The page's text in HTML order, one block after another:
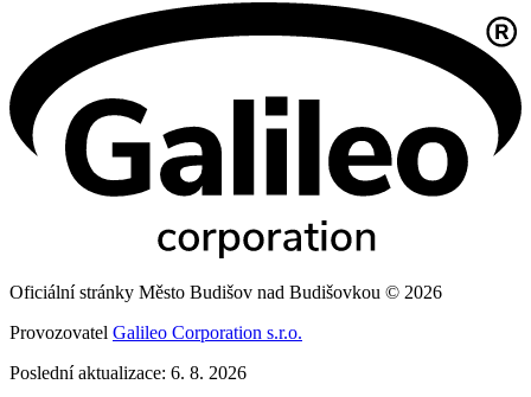
Oficiální stránky Město Budišov nad Budišovkou © 2026
Provozovatel Galileo Corporation s.r.o.
Poslední aktualizace: 6. 8. 2026